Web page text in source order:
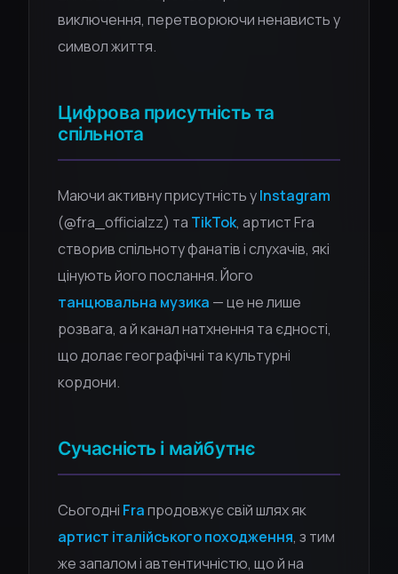
виключення, перетворюючи ненависть у
символ життя.
Цифрова присутність та
спільнота
Маючи активну присутність уInstagram
(@fra_officialzz) та TikTok, артист Fra
створив спільноту фанатів і слухачів, які
цінують його послання. Його
танцювальна музика — це не лише
розвага, а й канал натхнення та єдності,
що долає географічні та культурні
кордони.
Сучасність і майбутнє
Сьогодні Fraпродовжує свій шлях як
артист італійського походження, з тим
же запалом і автентичністю, що й на